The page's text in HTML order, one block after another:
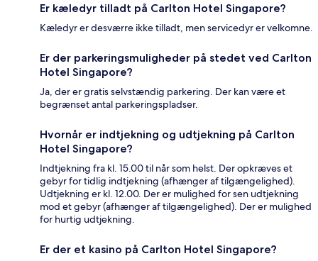
Er kæledyr tilladt på Carlton Hotel Singapore?
Kæledyr er desværre ikke tilladt, men servicedyr er velkomne.
Er der parkeringsmuligheder på stedet ved Carlton
Hotel Singapore?
Ja, der er gratis selvstændig parkering. Der kan være et
begrænset antal parkeringspladser.
Hvornår er indtjekning og udtjekning på Carlton
Hotel Singapore?
Indtjekning fra kl. 15.00 til når som helst. Der opkræves et
gebyr for tidlig indtjekning (afhænger af tilgængelighed).
Udtjekning er kl. 12.00. Der er mulighed for sen udtjekning
mod et gebyr (afhænger af tilgængelighed). Der er mulighed
for hurtig udtjekning.
Er der et kasino på Carlton Hotel Singapore?